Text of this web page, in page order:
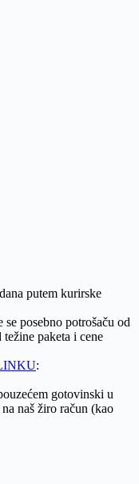
putem kurirske
se posebno potrošaču od
težine paketa i cene
:
gotovinski u
naš žiro račun (kao